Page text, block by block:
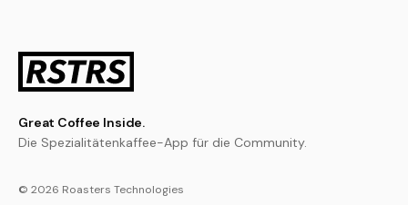
Great Coffee Inside.
Die Spezialitätenkaffee-App für die Community.
© 2026 Roasters Technologies